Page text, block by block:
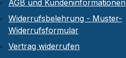
AGB und Kundeninformationen
Widerrufsbelehrung - Muster-
Widerrufsformular
Vertrag widerrufen